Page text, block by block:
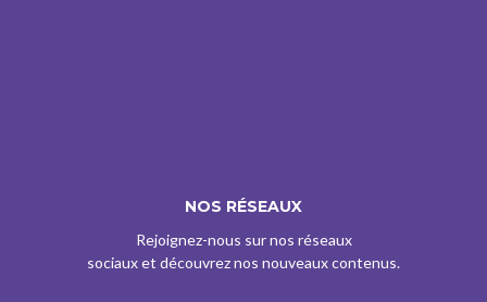
NOS RÉSEAUX
Rejoignez-nous sur nos réseaux
sociaux et découvrez nos nouveaux contenus.